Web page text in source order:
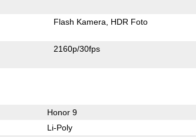
Flash Kamera HDR Foto
2160p/30fps
Honor 9
Li-Poly